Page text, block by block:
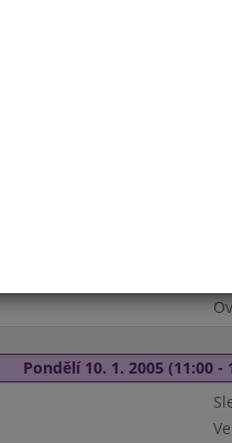
Pondělí 10. 1. 2005 (11:00 -